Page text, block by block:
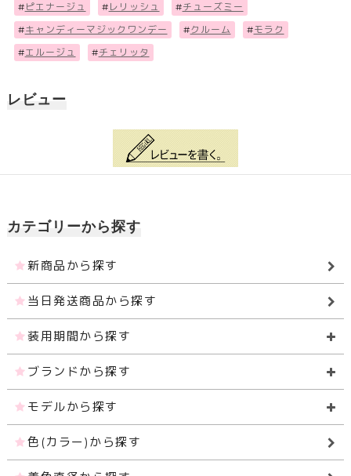
# ピエナージュ # レリッシュ #チューズミー
#キャンディーマジックワンデー #クルーム #モラク
#エルージュ #チェリッタ
レビュー
カテゴリーから探す
新商品から探す
当日発送商品から探す
装用期間から探す
ブランドから探す
モデルから探す
色(カラー)から探す